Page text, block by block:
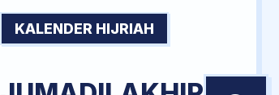
KALENDER HIJRIAH